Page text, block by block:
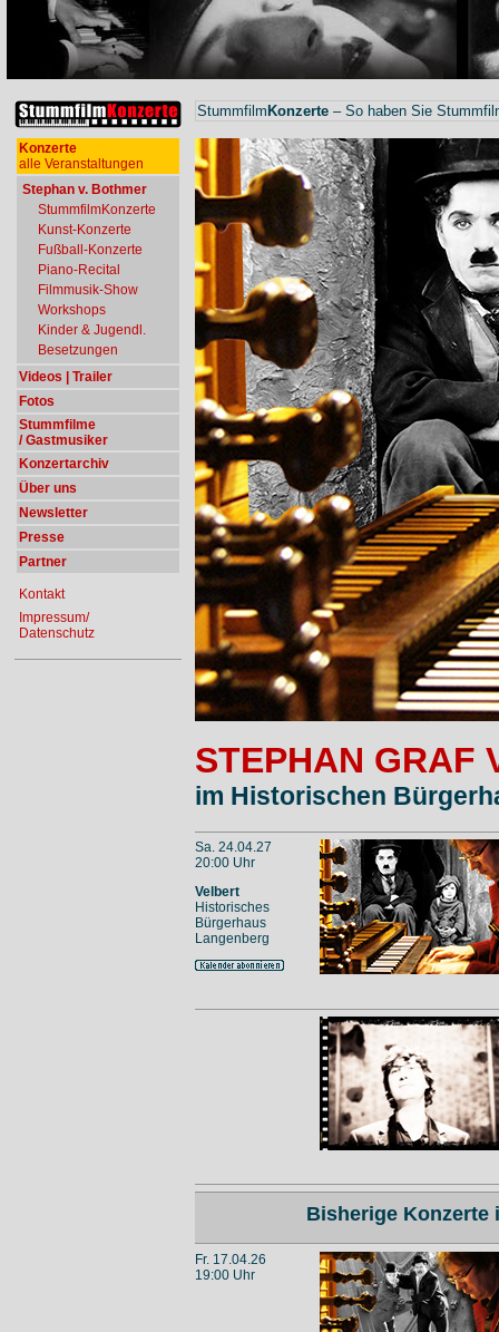
Konzerte
alle Veranstaltungen
Stephan v. Bothmer
StummfilmKonzerte
Kunst-Konzerte
Fußball-Konzerte
Piano-Recital
Filmmusik-Show
Workshops
Kinder & Jugendl.
Besetzungen
Videos | Trailer
Fotos
Stummfilme
/ Gastmusiker
Konzertarchiv
Über uns
Newsletter
Presse
Partner
Kontakt
Impressum/
Datenschutz
Stummfilm Konzerte– So haben Sie
STEPHAN GRAF
im Historischen
Sa. 24.04.27
20:00 Uhr
Velbert
Historisches
Bürgerhaus
Langenberg
Bisherige Konzerte
Fr. 17.04.26
19:00 Uhr